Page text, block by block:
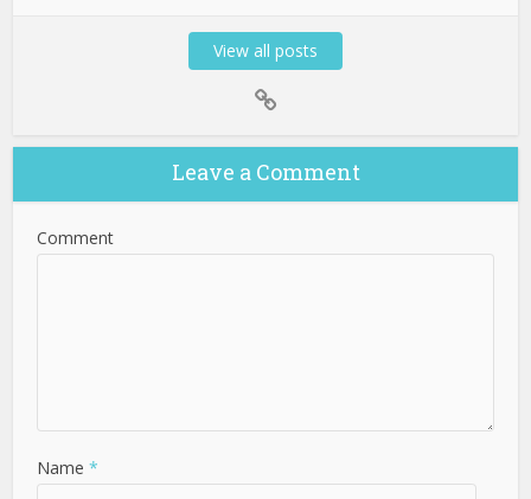
View all posts
Leave a Comment
Comment
Name *